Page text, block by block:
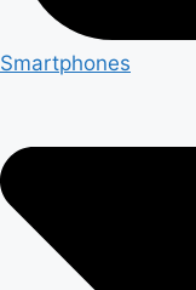
Smartphones